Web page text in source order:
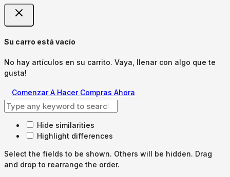
Su carro está vacío
No hay artículos en su carrito. Vaya, llenar con algo que te
gusta!
Comenzar A Hacer Compras Ahora
Hide similarities
Highlight differences
Select the fields to be shown. Others will be hidden. Drag
and drop to rearrange the order.